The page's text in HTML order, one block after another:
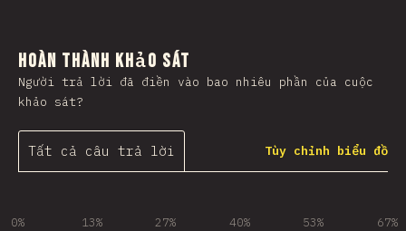
Hoàn thành khảo sát
Người trả lời đã điền vào bao nhiêu phần của cuộc
khảo sát?
Tất cả câu trả lời Tùy chỉnh biểu đồ
0% 13% 27% 40% 53% 67%